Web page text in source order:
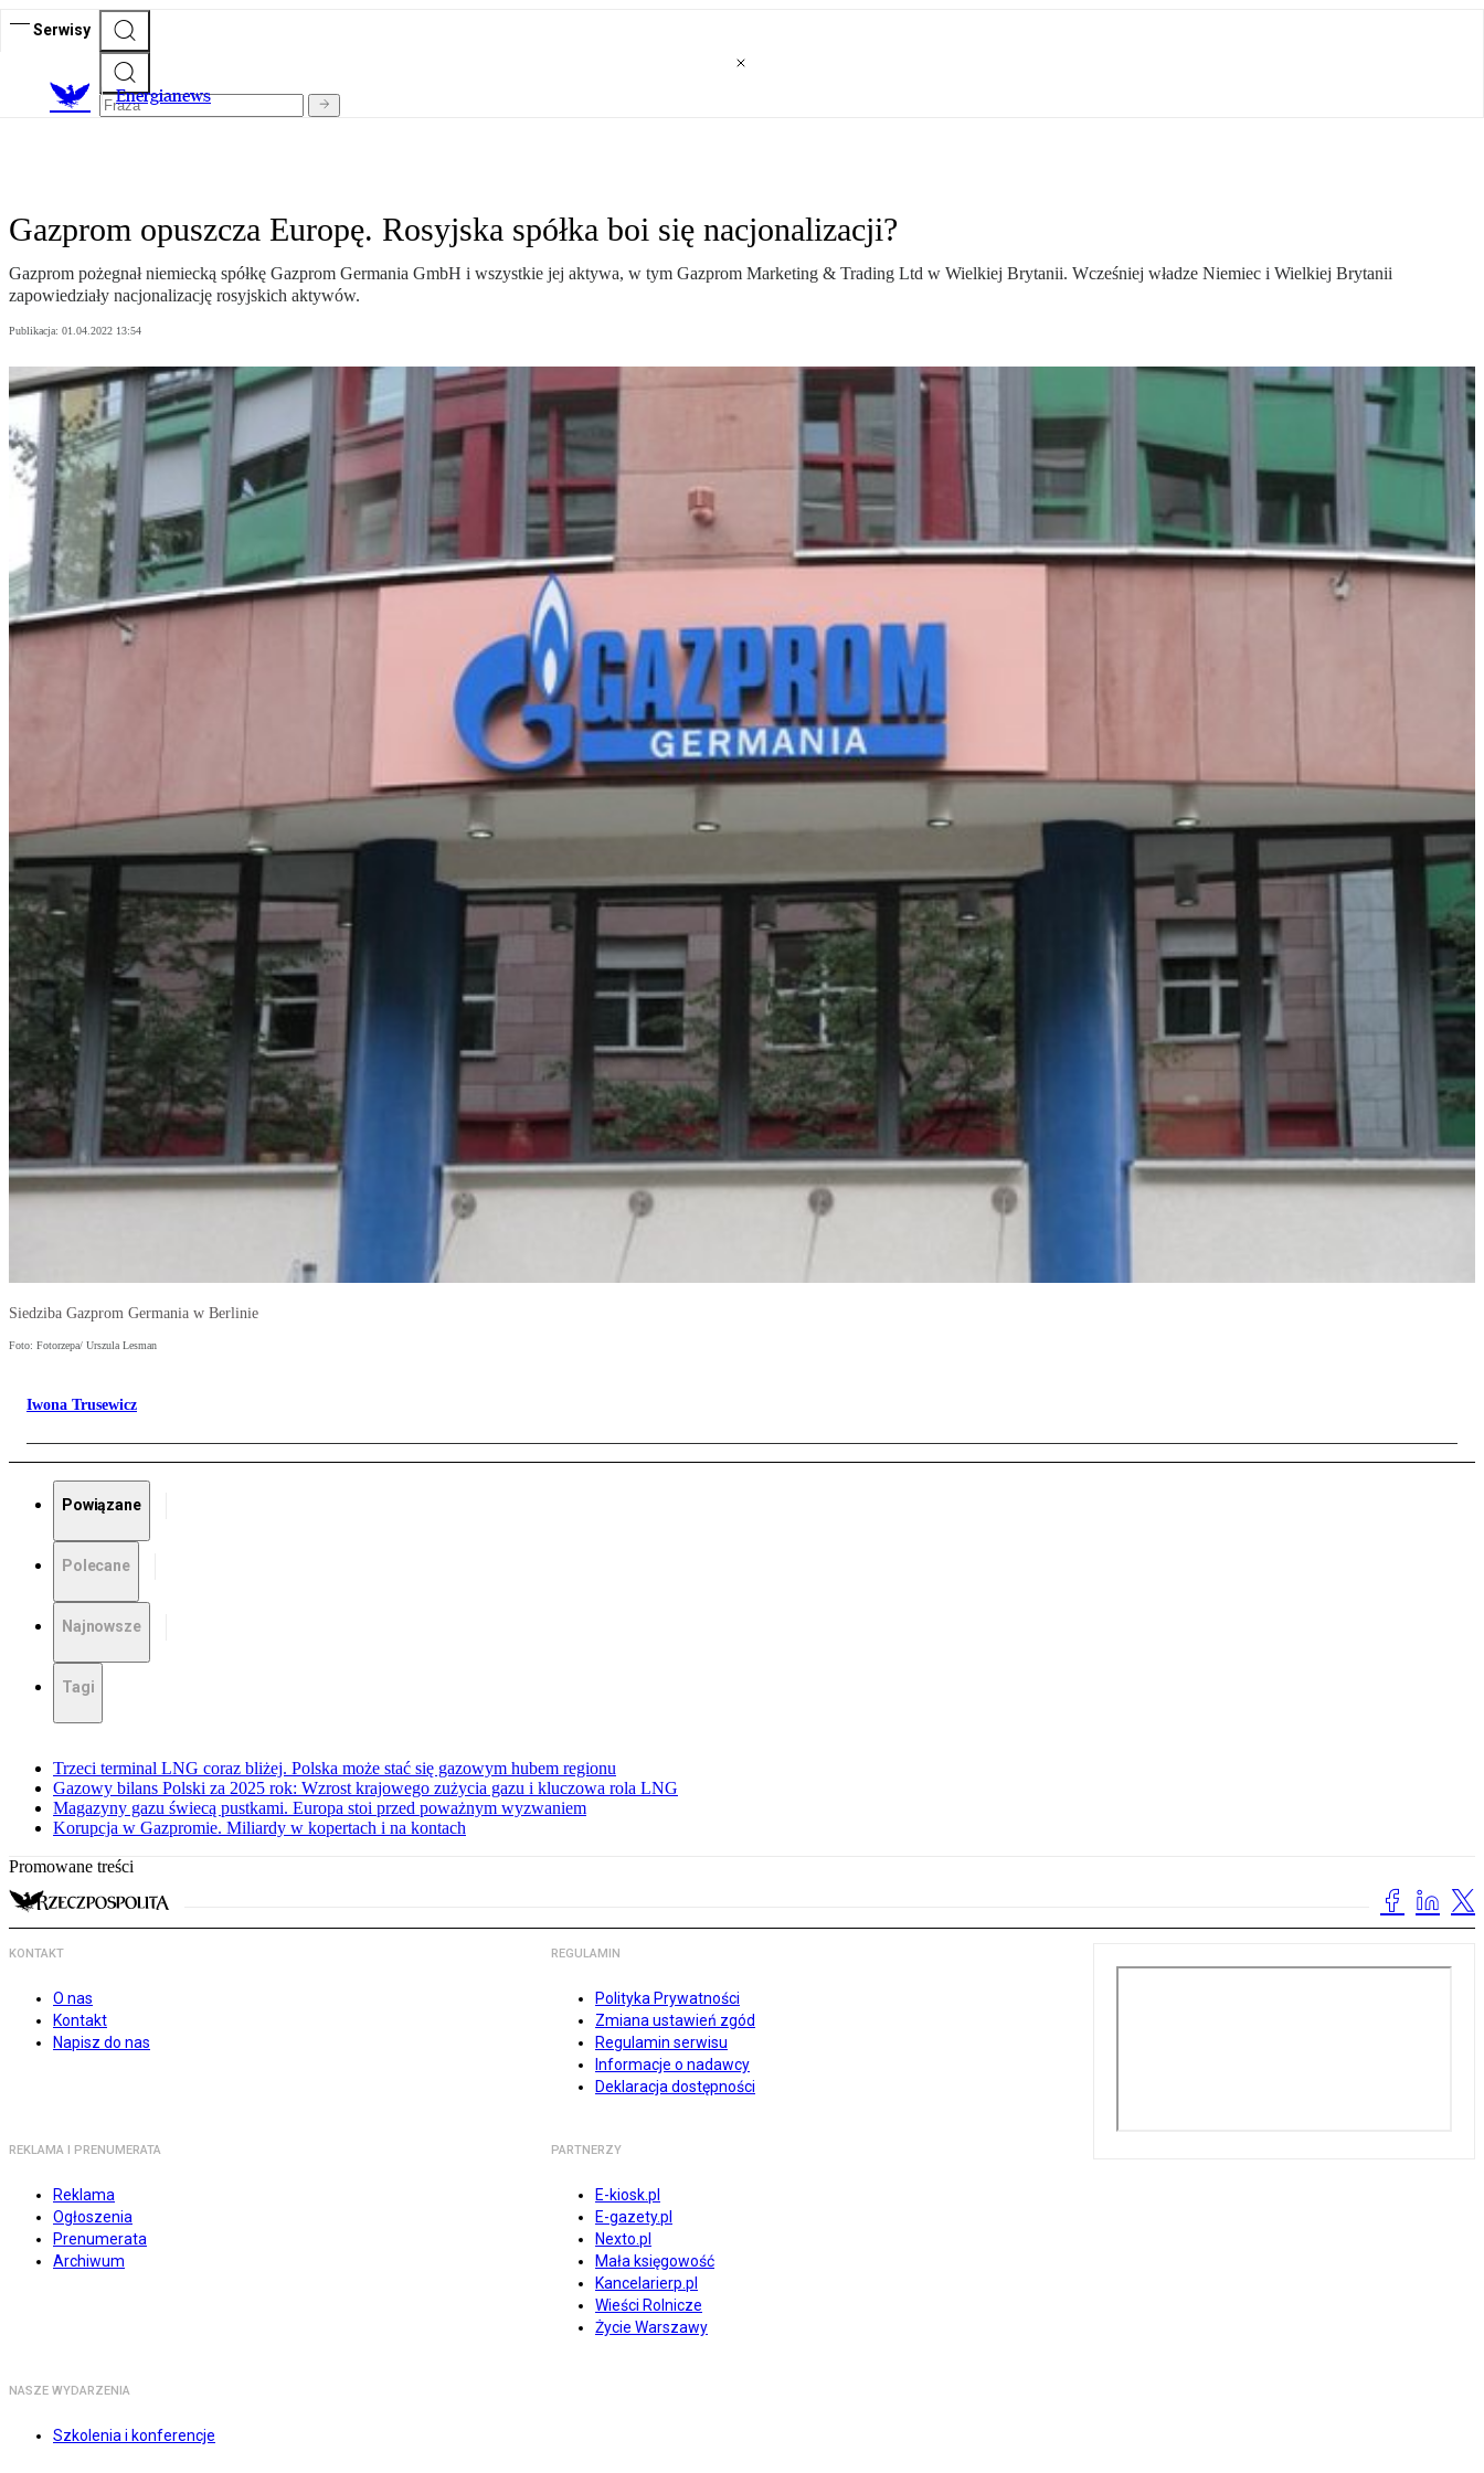
Serwisy
Energianews
Gazprom opuszcza Europę. Rosyjska spółka boi się nacjonalizacji?
Gazprom pożegnał niemiecką spółkę Gazprom Germania GmbH i wszystkie jej aktywa, w tym Gazprom Marketing & Trading Ltd w Wielkiej Brytanii. Wcześniej władze Niemiec i Wielkiej Brytanii
zapowiedziały nacjonalizację rosyjskich aktywów.
Publikacja: 01.04.2022 13:54
Siedziba Gazprom Germania w Berlinie
Foto: Fotorzepa/ Urszula Lesman
Iwona Trusewicz
Powiązane
Polecane
Najnowsze
Tagi
Trzeci terminal LNG coraz bliżej. Polska może stać się gazowym hubem regionu
Gazowy bilans Polski za 2025 rok: Wzrost krajowego zużycia gazu i kluczowa rola LNG
Magazyny gazu świecą pustkami. Europa stoi przed poważnym wyzwaniem
Korupcja w Gazpromie. Miliardy w kopertach i na kontach
Promowane treści
KONTAKT
O nas
Kontakt
Napisz do nas
REGULAMIN
Polityka Prywatności
Zmiana ustawień zgód
Regulamin serwisu
Informacje o nadawcy
Deklaracja dostępności
REKLAMA I PRENUMERATA
Reklama
Ogłoszenia
Prenumerata
Archiwum
PARTNERZY
E-kiosk.pl
E-gazety.pl
Nexto.pl
Mała księgowość
Kancelarierp.pl
Wieści Rolnicze
Życie Warszawy
NASZE WYDARZENIA
Szkolenia i konferencje